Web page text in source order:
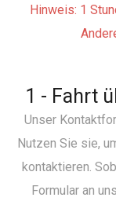
Hinweis: 1
1 - Fahrt
Unser
Nutzen Sie sie,
kontaktieren.
Formular an